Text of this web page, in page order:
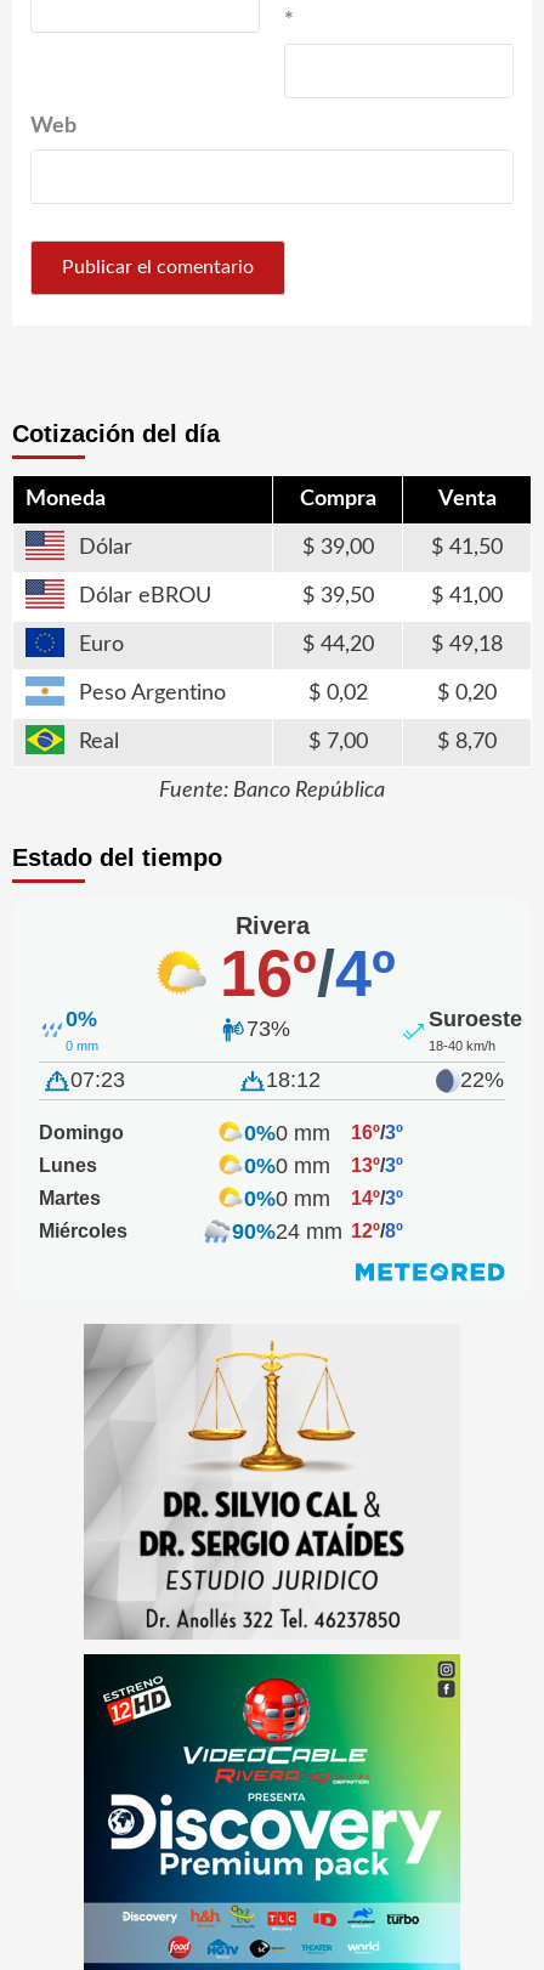
*
Web
Cotización del día
Moneda Compra Venta
Dólar 39,00 41,50
Dólar eBROU 39,50 41,00
Euro 44,20 49,18
Peso Argentino 0,02 0,20
Real 7,00 8,70
Fuente: Banco República
Estado del tiempo
Rivera
16º/4º
0%
0 mm
73% Suroeste
18-40 km/h
07:23 18:12 22%
Domingo 0%0 mm 16º/3º
Lunes
0%0 mm 13º/3º
Martes
0%0 mm 14º/3º
Miércoles
90%24 mm 12º/8º